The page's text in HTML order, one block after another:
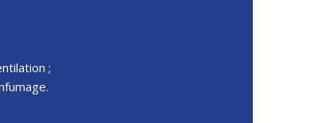
;